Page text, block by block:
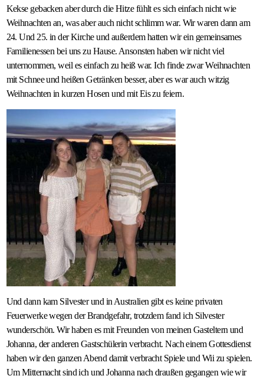
Kekse gebacken aber durch die Hitze fühlt es sich einfach nicht wie
Weihnachten an, was aber auch nicht schlimm war. Wir waren dann am
24. Und 25. in der Kirche und außerdem hatten wir ein gemeinsames
Familienessen bei uns zu Hause. Ansonsten haben wir nicht viel
unternommen, weil es einfach zu heiß war. Ich finde zwar Weihnachten
mit Schnee und heißen Getränken besser, aber es war auch witzig
Weihnachten in kurzen Hosen und mit Eis zu feiern.
Und dann kam Silvester und in Australien gibt es keine privaten
Feuerwerke wegen der Brandgefahr, trotzdem fand ich Silvester
wunderschön. Wir haben es mit Freunden von meinen Gasteltern und
Johanna, der anderen Gastschülerin verbracht. Nach einem Gottesdienst
haben wir den ganzen Abend damit verbracht Spiele und Wii zu spielen.
Um Mitternacht sind ich und Johanna nach draußen gegangen wie wir